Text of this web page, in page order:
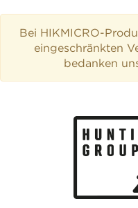
Bei HIKMICRO-
eingeschränkten
bedanken